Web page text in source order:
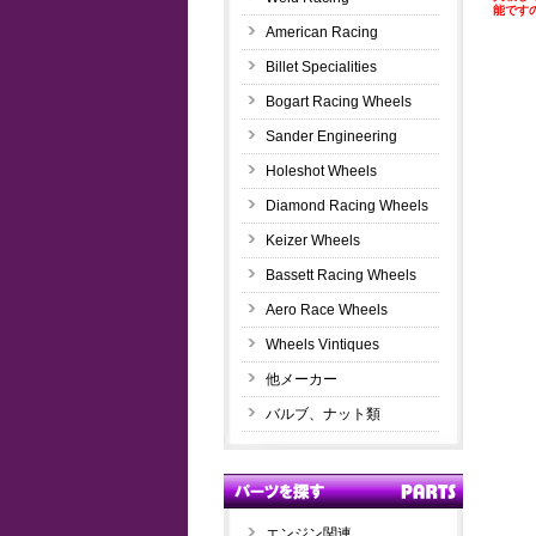
American Racing
Billet Specialities
Bogart Racing Wheels
Sander Engineering
Holeshot Wheels
Diamond Racing Wheels
Keizer Wheels
Bassett Racing Wheels
Aero Race Wheels
Wheels Vintiques
他メーカー
バルブ、ナット類
能です